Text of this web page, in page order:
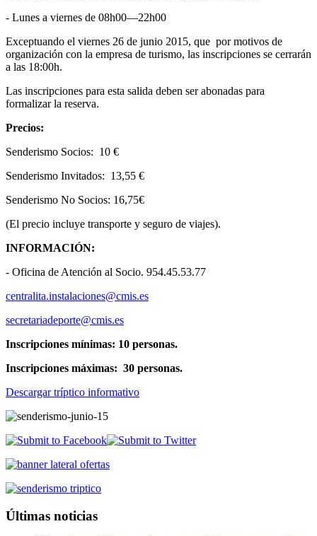
- Lunes a viernes de 08h00—22h00
Exceptuando el viernes 26 de junio 2015, que por motivos de
organización con la empresa de turismo, las inscripciones se cerrarán
a las 18:00h.
Las inscripciones para esta salida deben ser abonadas para
formalizar la reserva.
Precios:
Senderismo Socios: 10 €
Senderismo Invitados: 13,55 €
Senderismo No Socios: 16,75€
(El precio incluye transporte y seguro de viajes).
INFORMACIÓN:
- Oficina de Atención al Socio. 954.45.53.77
centralita.instalaciones@cmis.es
secretariadeporte@cmis.es
Inscripciones mínimas: 10 personas.
Inscripciones máximas: 30 personas.
Descargar tríptico informativo
Últimas noticias